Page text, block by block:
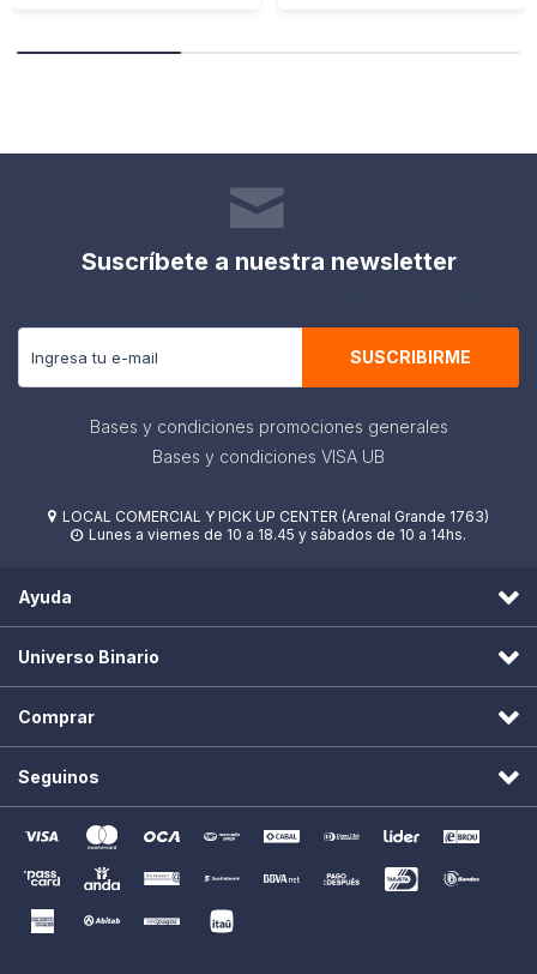
Suscríbete a nuestra newsletter
SUSCRIBIRME
Bases y condiciones promociones generales
Bases y condiciones VISA UB
 LOCAL COMERCIAL Y PICK UP CENTER (Arenal Grande 1763)
 Lunes a viernes de 10 a 18.45 y sábados de 10 a 14hs.
Ayuda
Universo Binario
Comprar
Seguinos